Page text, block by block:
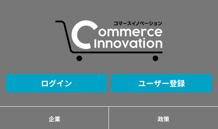
ログイン ユーザー登録
企業 政策